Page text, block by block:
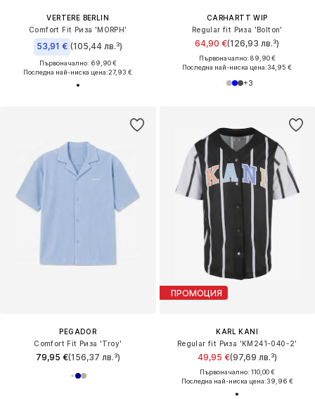
VERTERE BERLIN
Comfort Fit Риза 'MORPH'
53,91 € (105,44 лв.³)
Първоначално: 69,90 €
Последна най-ниска цена:27,93 €
CARHARTT WIP
Regular fit Риза 'Bolton'
64,90 €(126,93 лв.³)
Първоначално: 89,90 €
Последна най-ниска цена:34,95 €
+3
PEGADOR
Comfort Fit Риза 'Troy'
79,95 €(156,37 лв.³)
ПРОМОЦИЯ
KARL KANI
Regular fit Риза 'KM241-040-2'
49,95 €(97,69 лв.³)
Първоначално: 110,00 €
Последна най-ниска цена:39,96 €